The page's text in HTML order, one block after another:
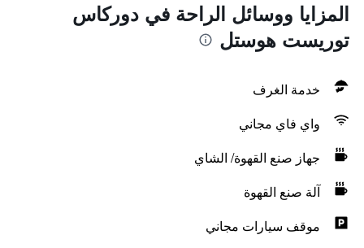
المزايا ووسائل الراحة في دوركاس
توريست هوستل
خدمة الغرف
واي فاي مجاني
جهاز صنع القهوة/ الشاي
آلة صنع القهوة
موقف سيارات مجاني